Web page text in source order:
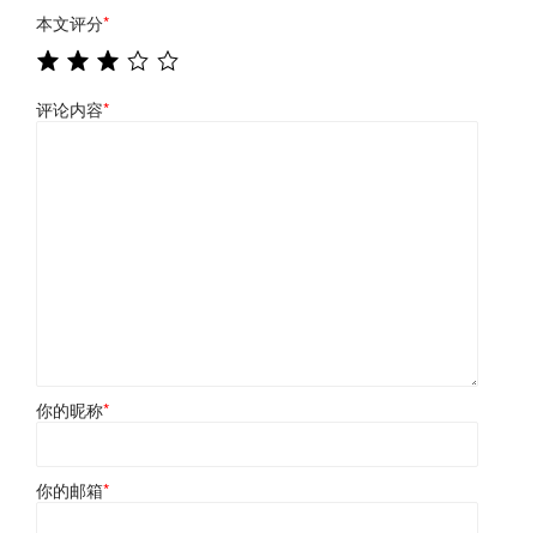
本文评分*
评论内容*
你的昵称*
你的邮箱*